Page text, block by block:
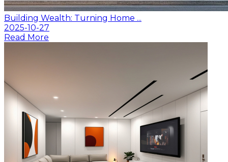
Building Wealth: Turning Home ...
2025-10-27
Read More